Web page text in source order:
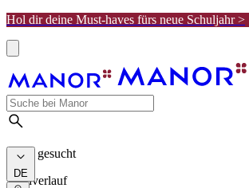
Hol dir deine Must-haves fürs neue Schuljahr >
Meist gesucht
Suchverlauf
DE